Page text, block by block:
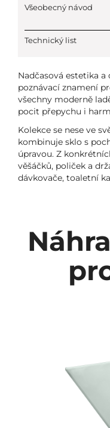
Všeobecný návod
Technický list
Nadčasová estetika
poznávací znamení
všechny moderně
pocit přepychu i
Kolekce se nese ve
kombinuje sklo s
úpravou. Z
věšáčků, poliček a
dávkovače, toaletní